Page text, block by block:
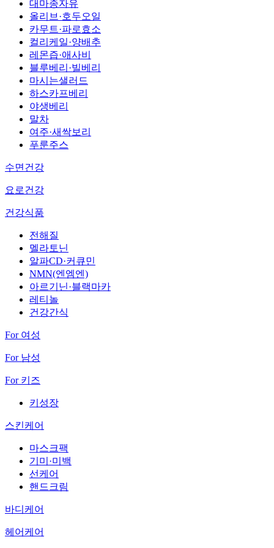
대마종자유
올리브·호두오일
카무트·파로효소
컬리케일·양배추
레몬즙·애사비
블루베리·빌베리
마시는샐러드
하스카프베리
야생베리
말차
여주·새싹보리
푸룬주스
수면건강
요로건강
건강식품
전해질
멜라토닌
알파CD·커큐민
NMN(엔엠엔)
아르기닌·블랙마카
레티놀
건강간식
For 여성
For 남성
For 키즈
키성장
스킨케어
마스크팩
기미·미백
선케어
핸드크림
바디케어
헤어케어